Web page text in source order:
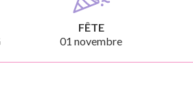
FÊTE
01 novembre